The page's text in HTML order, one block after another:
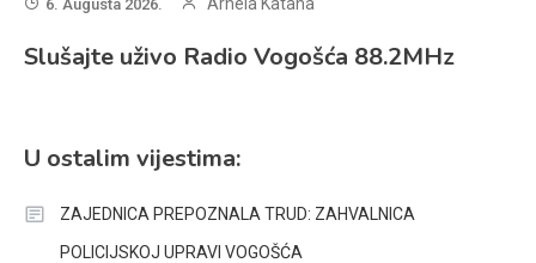
6. Augusta 2026.
Slušajte uživo Radio Vogošća 88.2MHz
U ostalim vijestima:
ZAJEDNICA PREPOZNALA TRUD: ZAHVALNICA
POLICIJSKOJ UPRAVI VOGOŠĆA